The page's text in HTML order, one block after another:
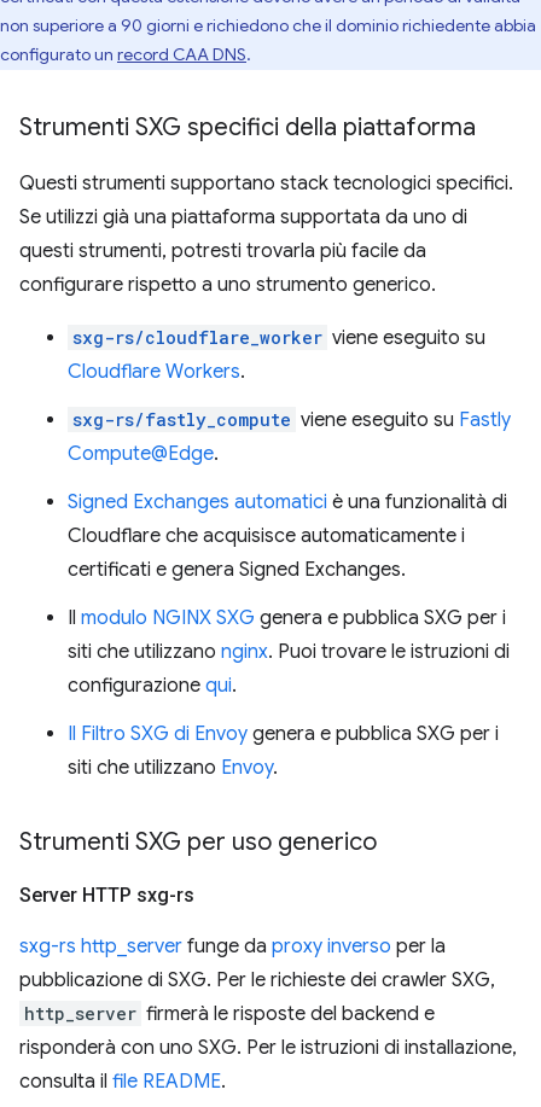
non superiore a 90 giorni e richiedono che il dominio richiedente abbia
configurato un record CAA DNS.
Strumenti SXG specifici della piattaforma
Questi strumenti supportano stack tecnologici specifici.
Se utilizzi già una piattaforma supportata da uno di
questi strumenti, potresti trovarla più facile da
configurare rispetto a uno strumento generico.
sxg-rs/cloudflare_worker viene eseguito su
Cloudflare Workers.
sxg-rs/fastly_compute viene eseguito su Fastly
Compute@Edge.
Signed Exchanges automatici è una funzionalità di
Cloudflare che acquisisce automaticamente i
certificati e genera Signed Exchanges.
Il modulo NGINX SXG genera e pubblica SXG per i
siti che utilizzano nginx. Puoi trovare le istruzioni di
configurazione qui.
Il Filtro SXG di Envoy genera e pubblica SXG per i
siti che utilizzano Envoy.
Strumenti SXG per uso generico
Server HTTP sxg-rs
sxg-rs http_server funge da proxy inverso per la
pubblicazione di SXG. Per le richieste dei crawler SXG,
http_server firmerà le risposte del backend e
risponderà con uno SXG. Per le istruzioni di installazione,
consulta il file README.